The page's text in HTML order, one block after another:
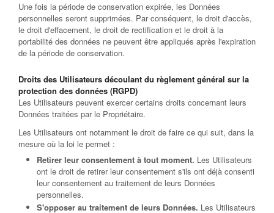
Une fois la période de conservation expirée, les Données
personnelles seront supprimées. Par conséquent, le droit d'accès,
le droit d'effacement, le droit de rectification et le droit à la
portabilité des données ne peuvent être appliqués après l'expiration
de la période de conservation.
Droits des Utilisateurs découlant du règlement général sur la
protection des données (RGPD)
Les Utilisateurs peuvent exercer certains droits concernant leurs
Données traitées par le Propriétaire.
Les Utilisateurs ont notamment le droit de faire ce qui suit, dans la
mesure où la loi le permet :
Retirer leur consentement à tout moment. Les Utilisateurs
ont le droit de retirer leur consentement s'ils ont déjà consenti
leur consentement au traitement de leurs Données
personnelles.
S'opposer au traitement de leurs Données. Les Utilisateurs